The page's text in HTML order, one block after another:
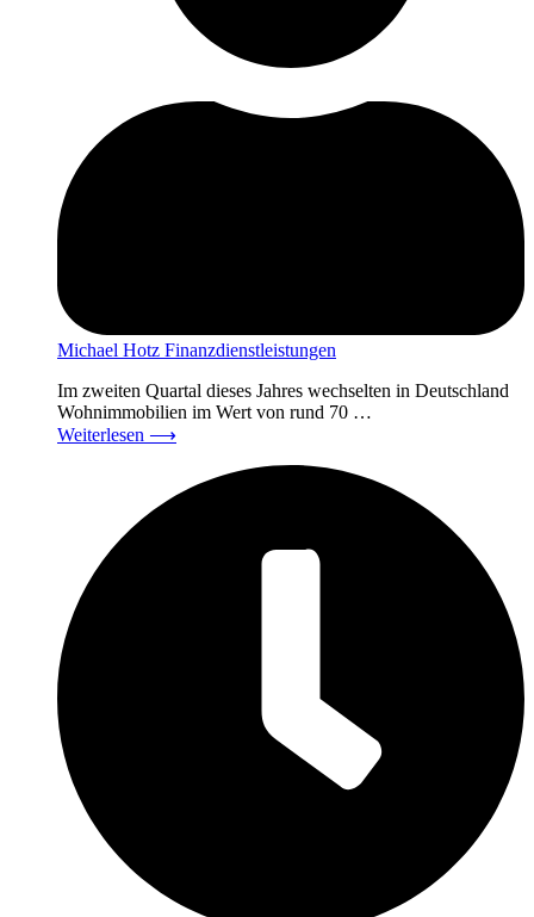
Michael Hotz Finanzdienstleistungen
Im zweiten Quartal dieses Jahres wechselten in Deutschland
Wohnimmobilien im Wert von rund 70 …
Weiterlesen ⟶